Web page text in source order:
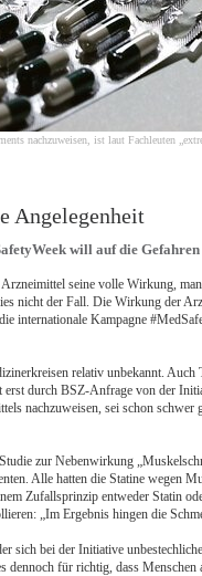
nachzuweisen, ist laut Fachleuten
Angelegenheit
will auf die
seine volle Wirkung,
nicht der Fall. Die Wirkung der
internationale Kampagne
relativ unbekannt.
durch BSZ-Anfrage von der
nachzuweisen, sei schon
zur Nebenwirkung
Alle hatten die Statine wegen
Zufallsprinzip entweder Statin
„Im Ergebnis hingen die
sich bei der Initiative
dennoch für richtig, dass